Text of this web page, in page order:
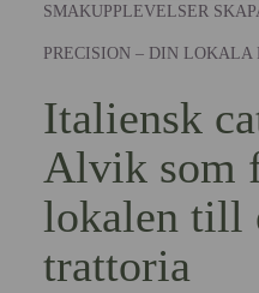
SMAKUPPLEVELSER
PRECISION – DIN LOKALA
Italiensk
Alvik som
lokalen till
trattoria